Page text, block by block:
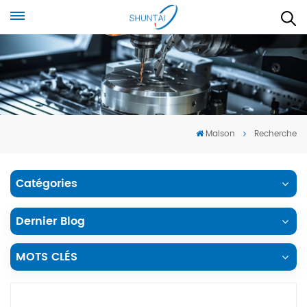
Maison Recherche
Catégories
Dernier Blog
MOTS CLÉS